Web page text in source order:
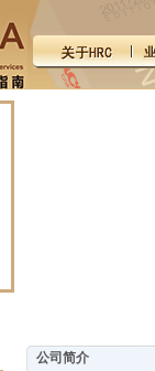
公司简介